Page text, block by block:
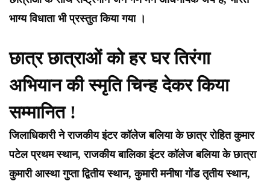
भाग्य विधाता भी प्रस्तुत किया गया ।
छात्र छात्राओं को हर घर तिरंगा
अभियान की स्मृति चिन्ह देकर किया
सम्मानित !
जिलाधिकारी ने राजकीय इंटर कॉलेज बलिया के छात्र रोहित कुमार
पटेल प्रथम स्थान, राजकीय बालिका इंटर कॉलेज बलिया के छात्रा
कुमारी आस्था गुप्ता द्वितीय स्थान, कुमारी मनीषा गोंड तृतीय स्थान,